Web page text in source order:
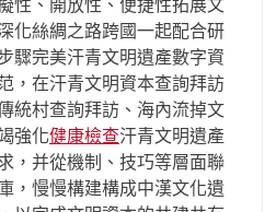
性、開放性、便捷性拓展文
化絲綢之路跨國一起配合研
驟完美汗青文明遺產數字資
，在汗青文明資本查詢拜訪
統村查詢拜訪、海內流掉文
強化健康檢查汗青文明遺產
，并從機制、技巧等層面聯
，慢慢構建構成中漢文化遺